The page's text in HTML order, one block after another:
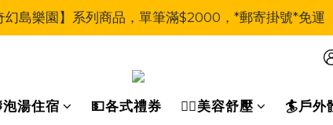
幻島樂園】系列商品，單筆滿$2000，*郵寄掛號*免運
泡湯住宿 💵各式禮券 🧖‍♀美容舒壓 🏄戶外